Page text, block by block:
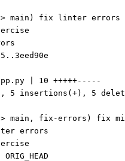
-> main) fix linter errors
| 10 +++++-----
5 insertions(+), 5
-> main, fix-errors) fix
errors